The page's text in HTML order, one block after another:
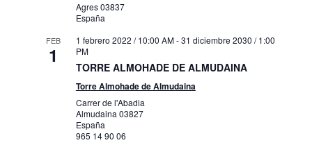
Agres03837
España
FEB
1
1 febrero 2022 / 10:00 AM-31 diciembre 2030 / 1:00
PM
TORRE ALMOHADE DE ALMUDAINA
Torre Almohade de Almudaina
Carrer de l'Abadia
Almudaina 03827
España
965 14 90 06